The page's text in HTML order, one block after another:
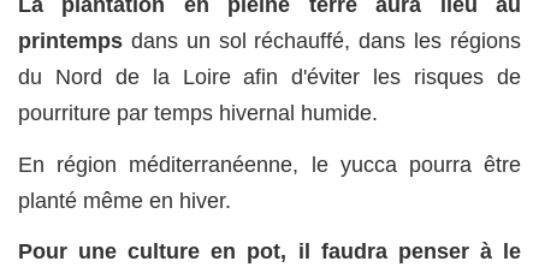
La plantation en pleine terre aura lieu au
printemps dans un sol réchauffé, dans les régions
du Nord de la Loire afin d'éviter les risques de
pourriture par temps hivernal humide.
En région méditerranéenne, le yucca pourra être
planté même en hiver.
Pour une culture en pot, il faudra penser à le